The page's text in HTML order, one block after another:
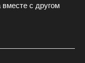
с другом